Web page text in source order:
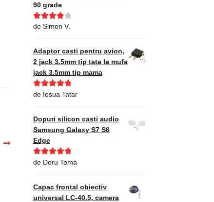
90 grade
Evaluat la
de Simon V.
Adaptor casti pentru avion,
2 jack 3.5mm tip tata la mufa
jack 3.5mm tip mama
Evaluat la5
de Iosua Tatar
Dopuri silicon casti audio
Samsung Galaxy S7 S6
Edge
Evaluat la5
de Doru Toma
Capac frontal obiectiv
universal LC-40.5, camera